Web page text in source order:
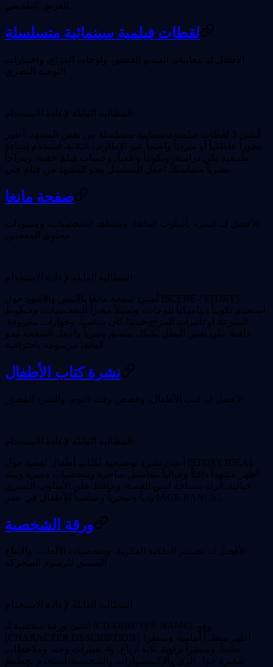
لقطات فيلمية سينمائية متسلسلة
الأفضل لـ: معاينات الفيديو القصير، ولوحات المزاج، واختبارات
التوجيه البصري
المطالبة القابلة لإعادة الاستخدام:
أنشئ 3 لقطات فيلمية سينمائية متسلسلة من نفس المشهد. أظهر
تطوراً عاطفياً أو سردياً واضحاً عبر الإطارات الثلاثة. استخدم إضاءة
طبيعية لكن درامية، وتكويناً واقعياً، وحبيبات فيلم خفية، ومزاجاً
صفحة مانغا
الأفضل لـ:
السرد بأسلوب المانغا، ومشاهد الشخصيات، ومسودات
محتوى المعجبين
المطالبة القابلة لإعادة الاستخدام:
أنشئ صفحة مانغا بالأبيض والأسود حول [SCENE / STORY].
استخدم تكويناً ديناميكياً للوحات، وتمثيلاً معبراً للشخصيات، وخطوط
السرعة أو تأثيرات المزاج حيثما كان مناسباً، وحوارات مقروءة.
حافظ على نفس البطل بشكل متسق بصرياً واجعل الصفحة تبدو
نشرة كتاب الأطفال
الأفضل لـ: كتب الأطفال، وقصص وقت النوم، والسرد المُصوَّر
المطالبة القابلة لإعادة الاستخدام:
أنشئ نشرة توضيحية لكتاب أطفال لقصة حول [STORY IDEA].
أظهر مشهداً دافئاً وخيالياً بتفاصيل ساحرة وشخصيات معبرة وبيئة
خيالية. اترك مساحة لنص القصة، وحافظ على الأسلوب البصري
ودياً وسحرياً ومناسباً للأطفال في عمر [AGE RANGE].
ورقة الشخصية
الأفضل لـ: تصميم الملكية الفكرية، وشخصيات الألعاب، والإنتاج
المسبق للرسوم المتحركة
المطالبة القابلة لإعادة الاستخدام:
أنشئ ورقة شخصية لـ [CHARACTER NAME]، وهو
[CHARACTER DESCRIPTION]. أظهر منظراً أمامياً، ومنظراً
جانبياً، ومنظراً بزاوية ثلاثة أرباع، و4 تعبيرات وجه، وملاحظات
صغيرة حول الزي والإكسسوارات والشخصية. استخدم تخطيط